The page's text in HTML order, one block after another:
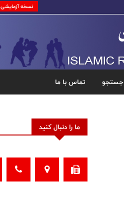
نسخه آزمایشی
جستجو تماس با ما
ما را دنبال کنید